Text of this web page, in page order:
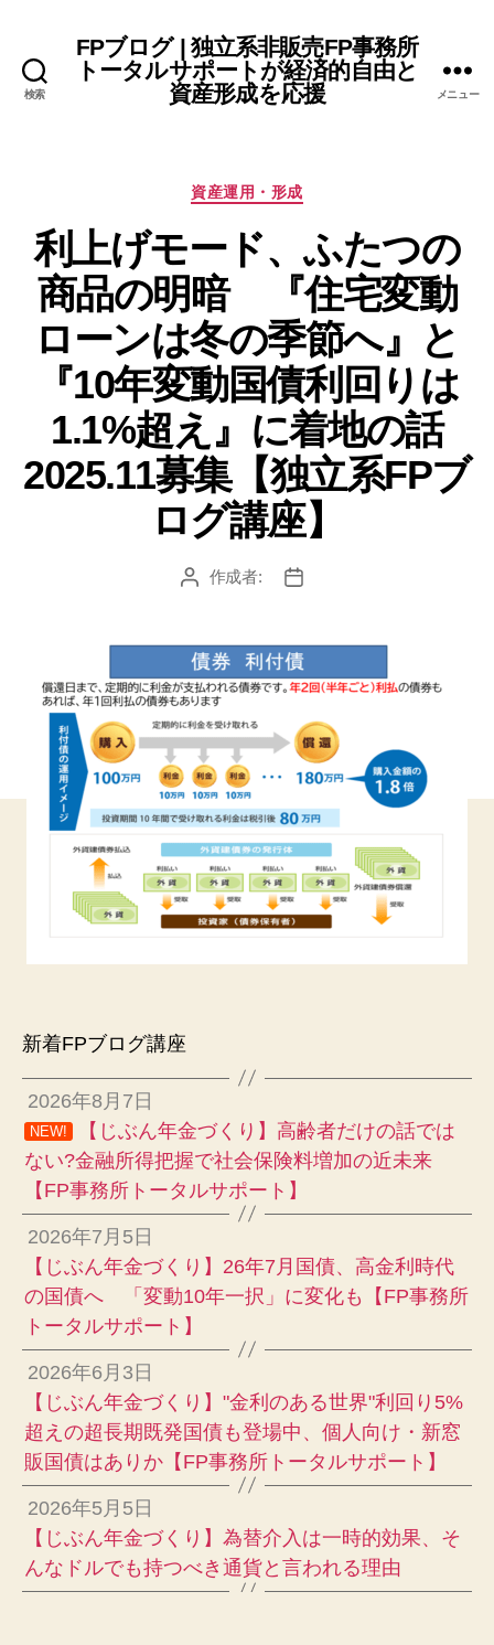
検索
FPブログ | 独立系非販売FP事務所
トータルサポートが経済的自由と
資産形成を応援
メニュー
カ
ゴ
リ
資産運用・形成
利上げモード、ふたつの
商品の明暗 『住宅変動
ローンは冬の季節へ』と
『10年変動国債利回りは
1.1%超え』に着地の話
2025.11募集【独立系FPブ
ログ講座】
投 作成者:
投
新着FPブログ講座
2026年8月7日
NEW!
【じぶん年金づくり】高齢者だけの話では
ない?金融所得把握で社会保険料増加の近未来
【FP事務所トータルサポート】
2026年7月5日
【じぶん年金づくり】26年7月国債、高金利時代
の国債へ 「変動10年一択」に変化も【FP事務所
トータルサポート】
2026年6月3日
【じぶん年金づくり】"金利のある世界"利回り5%
超えの超長期既発国債も登場中、個人向け・新窓
販国債はありか【FP事務所トータルサポート】
2026年5月5日
【じぶん年金づくり】為替介入は一時的効果、そ
んなドルでも持つべき通貨と言われる理由